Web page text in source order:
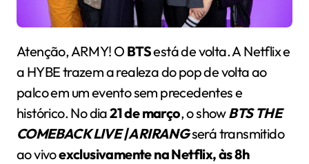
Atenção, ARMY! O BTSestá de volta. A Netflix e
a HYBE trazem a realeza do pop de volta ao
palco em um evento sem precedentes e
histórico. No dia21 de março, o showBTS THE
COMEBACK LIVE | ARIRANGserá transmitido
ao vivoexclusivamente na Netflix, às 8h